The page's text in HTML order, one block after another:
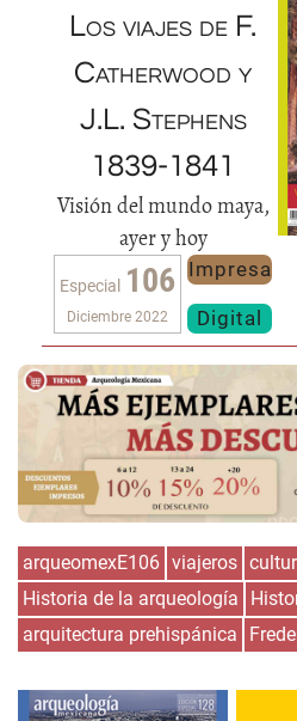
Los viajes de F.
Catherwood y
J.L. Stephens
1839-1841
Visión del mundo maya,
ayer y hoy
Especial 106
Diciembre 2022
Impresa
Digital
arqueomexE106 viajeros
Historia de la arqueología
arquitectura prehispánica